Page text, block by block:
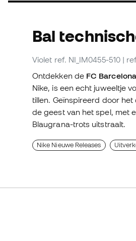
Bal
Violet ref. NI_IM0455-510 |
Ontdekken de FC
Nike, is een echt juweeltje
tillen. Geïnspireerd door
de geest van het spel, met
Blaugrana-trots uitstraalt.
Nike Nieuwe Releases